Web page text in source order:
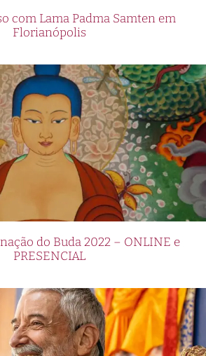
com Lama Padma Samten em
Florianópolis
do Buda 2022 – ONLINE e
PRESENCIAL